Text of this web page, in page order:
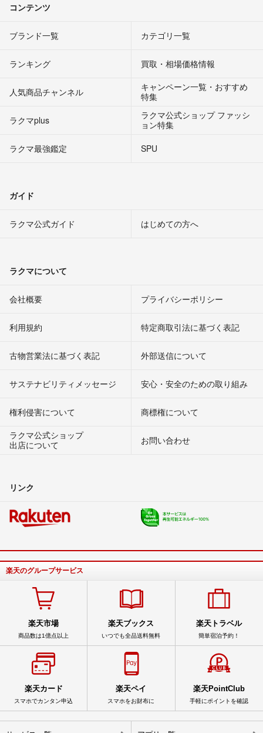
コンテンツ
ブランド一覧 カテゴリ一覧
ランキング 買取・相場価格情報
人気商品チャンネル
キャンペーン一覧・おすすめ
特集
ラクマplus
ラクマ公式ショップ ファッシ
ョン特集
ラクマ最強鑑定
SPU
ガイド
ラクマ公式ガイド はじめての方へ
ラクマについて
会社概要 プライバシーポリシー
利用規約 特定商取引法に基づく表記
古物営業法に基づく表記 外部送信について
サステナビリティメッセージ 安心・安全のための取り組み
権利侵害について
商標権について
ラクマ公式ショップ
出店について
お問い合わせ
リンク
楽天のグループサービス
楽天市場
商品数は1億点以上
楽天ブックス
いつでも全品送料無料
楽天トラベル
簡単宿泊予約！
楽天カード
スマホでカンタン申込
楽天ペイ
スマホをお財布に
楽天PointClub
手軽にポイントを確認